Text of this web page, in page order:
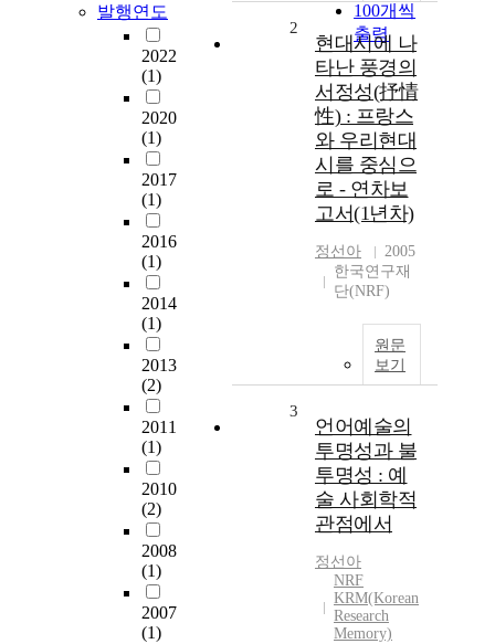
발행연도
2022
(1)
2020
(1)
2017
(1)
2016
(1)
2014
(1)
2013
(2)
2011
(1)
2010
(2)
2008
(1)
2007
(1)
100개씩
출력
2
현대시에 나
타난 풍경의
서정성(抒情
性) : 프랑스
와 우리현대
시를 중심으
로 - 연차보
고서(1년차)
정선아
2005
한국연구재
단(NRF)
원문
보기
3
언어예술의
투명성과 불
투명성 : 예
술 사회학적
관점에서
정선아
NRF
KRM(Korean
Research
Memory)